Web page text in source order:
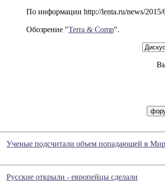
По информации http://lenta.ru/news/2015/
Обозрение "Terra & Comp".
Ученые подсчитали объем попадающей в
Русские открыли - европейцы сделали